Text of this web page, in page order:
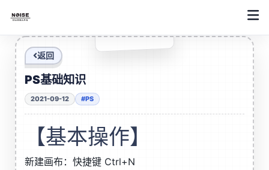
返回
PS基础知识
2021-09-12 #PS
【基本操作】
新建画布：快捷键 Ctrl+N